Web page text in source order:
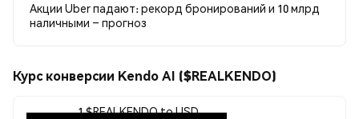
Акции Uber падают: рекорд бронирований и 10 млрд
наличными – прогноз
Курс конверсии Kendo AI ($REALKENDO)
1 $REALKENDO to USD